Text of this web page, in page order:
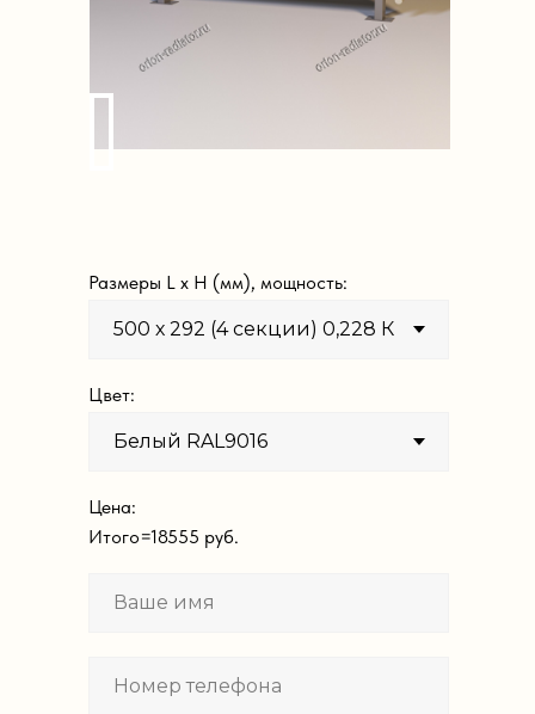
Размеры L х H (мм), мощность:
Цвет:
Цена:
Итого=18555 руб.